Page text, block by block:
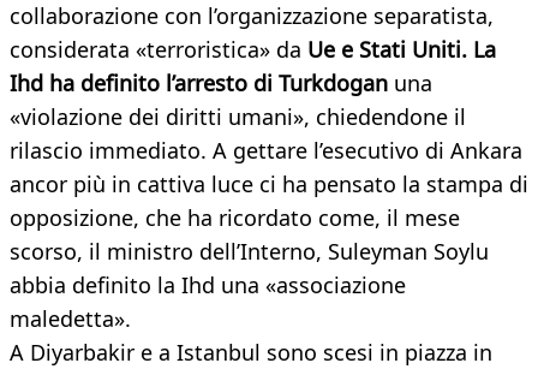
collaborazione con l’organizzazione separatista,
considerata «terroristica» da Ue e Stati Uniti. La
Ihd ha definito l’arresto di Turkdogan una
«violazione dei diritti umani», chiedendone il
rilascio immediato. A gettare l’esecutivo di Ankara
ancor più in cattiva luce ci ha pensato la stampa di
opposizione, che ha ricordato come, il mese
scorso, il ministro dell’Interno, Suleyman Soylu
abbia definito la Ihd una «associazione
maledetta».
A Diyarbakir e a Istanbul sono scesi in piazza in